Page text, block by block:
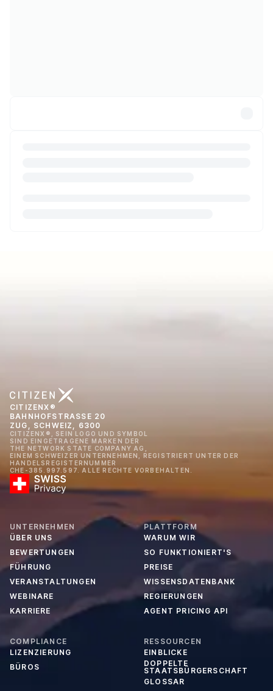
CITIZENX®
BAHNHOFSTRASSE 20
ZUG, SCHWEIZ, 6300
CITIZENX®, SEIN LOGO UND SYMBOL
SIND EINGETRAGENE MARKEN DER
THE NETWORK STATE COMPANY AG,
EINEM SCHWEIZER UNTERNEHMEN, REGISTRIERT UNTER DER
HANDELSREGISTERNUMMER
CHE-385.997.597. ALLE RECHTE VORBEHALTEN.
UNTERNEHMEN
ÜBER UNS
BEWERTUNGEN
FÜHRUNG
VERANSTALTUNGEN
WEBINARE
KARRIERE
PLATTFORM
WARUM WIR
SO FUNKTIONIERT'S
PREISE
WISSENSDATENBANK
REGIERUNGEN
AGENT PRICING API
COMPLIANCE
LIZENZIERUNG
BÜROS
RESSOURCEN
EINBLICKE
DOPPELTE
STAATSBÜRGERSCHAFT
GLOSSAR